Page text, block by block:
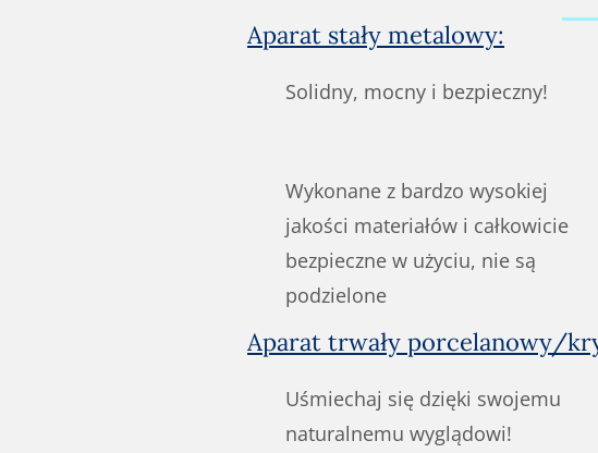
Aparat stały metalowy:
Solidny, mocny i bezpieczny!
Wykonane z bardzo wysokiej
jakości materiałów i całkowicie
bezpieczne w użyciu, nie są
podzielone
Aparat trwały porcelanowy/
Uśmiechaj się dzięki swojemu
naturalnemu wyglądowi!